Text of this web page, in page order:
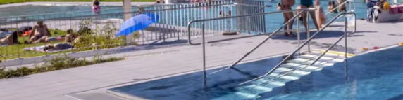
Gleitschirmfliegen &
Luftsport
Interaktive Vollbildkarte
Barrierefreiheit im
Chiemgau
Chiemgau G'schichten